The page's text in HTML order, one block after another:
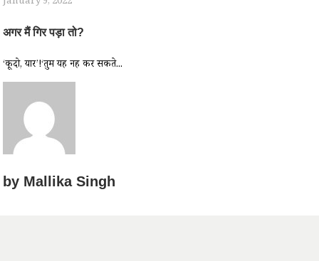
अगर मैं गिर पड़ा तो?
‘कूदो, यार’!‘तुम यह नहीं कर सकते...
by Mallika Singh